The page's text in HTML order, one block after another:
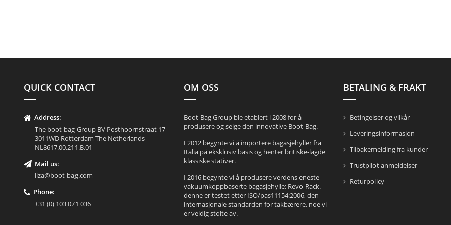
QUICK CONTACT
Address:
The boot-bag Group BV Posthoornstraat 17
3011WD Rotterdam The Netherlands
NL8617.00.211.B.01
Mail us:
liza@boot-bag.com
Phone:
+31 (0) 103 071 036
OM OSS
Boot-Bag Group ble etablert i 2008 for å
produsere og selge den innovative Boot-Bag.
I 2012 begynte vi å importere bagasjehyller fra
Italia på eksklusiv basis og henter britiske-lagde
klassiske stativer.
I 2016 begynte vi å produsere verdens eneste
vakuumkoppbaserte bagasjehylle: Revo-Rack.
denne er testet etter ISO/pas11154:2006, den
internasjonale standarden for takbærere, noe vi
er veldig stolte av.
BETALING & FRAKT
Betingelser og vilkår
Leveringsinformasjon
Tilbakemelding fra kunder
Trustpilot anmeldelser
Returpolicy